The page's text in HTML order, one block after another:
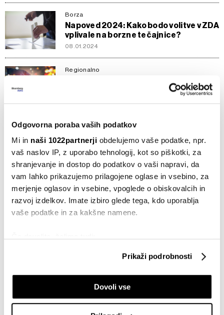
Odgovorna poraba vaših podatkov
Mi in naši 1022partnerji obdelujemo vaše podatke, npr.
vaš naslov IP, z uporabo tehnologij, kot so piškotki, za
shranjevanje in dostop do podatkov o vaši napravi, da
vam lahko prikazujemo prilagojene oglase in vsebino, za
merjenje oglasov in vsebine, vpoglede o obiskovalcih in
razvoj izdelkov. Imate izbiro glede tega, kdo uporablja
vaše podatke in za kakšne namene.
Identificirati napravo z aktivnim preverjanjem
lastnosti (odčitavanje prstnih odtisov)
Poglejte si še, kako se obdelujejo vaši osebni podatki in
nastavite svoje preference vrazdelku o podrobnostih
Prikaži podrobnosti
Dovoli vse
Borza
Napoved 2024: Kako bodo volitve v ZDA
vplivale na borzne tečajnice?
08.01.2024
Regionalno
Analiza BBA: Cinkarna Celje z najvišjo
maržo EBITDA v kemični industriji
Napoved za trg dela: Plače v 2024 in
2025 še navzgor
04.01.2024
Denar
Napoved 2024: Bo dolar zašel v
medvedji trend?
Napoved 2024: Kako zelo se bo
02.01.2024
Davki
Pregled: Zakonodajne novosti in